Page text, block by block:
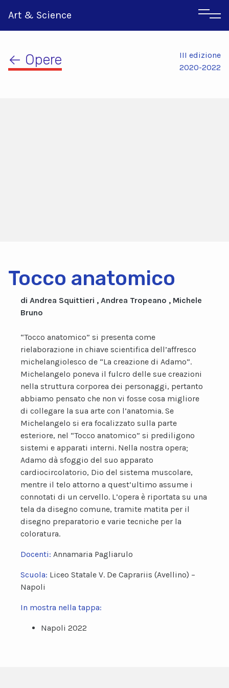
Art & Science
← Opere
III edizione
2020-2022
Tocco anatomico
di Andrea Squittieri , Andrea Tropeano , Michele
Bruno
“Tocco anatomico” si presenta come
rielaborazione in chiave scientifica dell’affresco
michelangiolesco de “La creazione di Adamo”.
Michelangelo poneva il fulcro delle sue creazioni
nella struttura corporea dei personaggi, pertanto
abbiamo pensato che non vi fosse cosa migliore
di collegare la sua arte con l’anatomia. Se
Michelangelo si era focalizzato sulla parte
esteriore, nel “Tocco anatomico” si prediligono
sistemi e apparati interni. Nella nostra opera;
Adamo dà sfoggio del suo apparato
cardiocircolatorio, Dio del sistema muscolare,
mentre il telo attorno a quest’ultimo assume i
connotati di un cervello. L’opera è riportata su una
tela da disegno comune, tramite matita per il
disegno preparatorio e varie tecniche per la
coloratura.
Docenti: Annamaria Pagliarulo
Scuola: Liceo Statale V. De Caprariis (Avellino) –
Napoli
In mostra nella tappa:
Napoli 2022